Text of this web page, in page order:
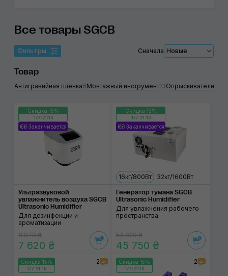
Все товары SGCB
Фильтры Сначала Новые
Товар
Антигравийная плёнка6Монтажный инструмент13Опрыскиватели
Скидка 15%
177:21:18
Заканчивается
Ультразвуковой
увлажнитель воздуха SGCB
Ultrasonic Humidifier
Для дезинфекции и
ароматизации
8 970 ₴
7 620 ₴
Скидка 15%
177:21:18
Заканчивается
16кг/800Вт 32кг/1600Вт
Генератор тумана SGCB
Ultrasonic Humidifier
Для увлажнения рабочего
пространства
53 820 ₴
45 750 ₴
Скидка 15%
177:21:18
2 Скидка 15%
177:21:18
2